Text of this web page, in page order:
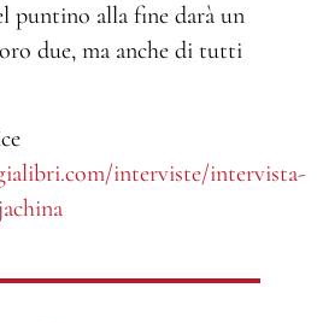
puntino alla fine darà un
due, ma anche di tutti
interviste/intervista-